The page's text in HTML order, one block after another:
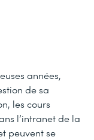
années,
de sa
les cours
l’intranet de la
peuvent se